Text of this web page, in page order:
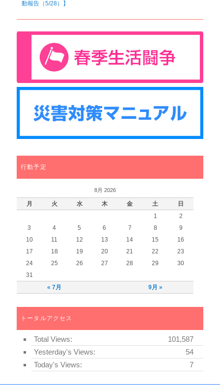
動報告（5/28）】
行動予定
8月 2026
月 火 水 木 金 土
日
1
2
3
4 5 6 7 8
9
10
11 12 13 14 15
16
17
18 19 20 21 22
23
24
25 26 27 28 29
30
31
« 7月
9月 »
トータルアクセス
Today's Views: 7
Yesterday's Views: 54
Total Views: 101,587